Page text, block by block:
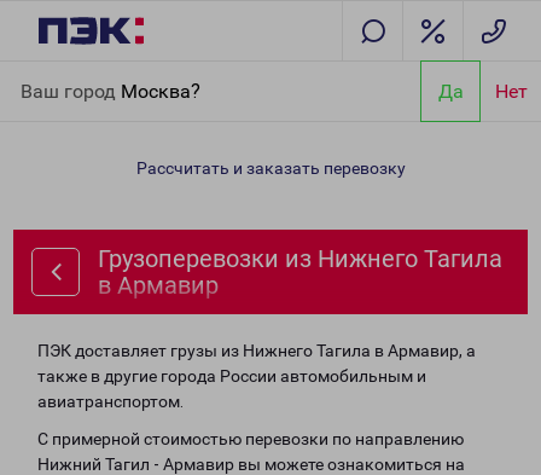
Ваш город Москва? Да Нет
Армавир
Рассчитать и заказать перевозку
Грузоперевозки из Нижнего Тагила
в Армавир
ПЭК доставляет грузы из Нижнего Тагила в Армавир, а
также в другие города России автомобильным и
авиатранспортом.
С примерной стоимостью перевозки по направлению
Нижний Тагил - Армавир вы можете ознакомиться на